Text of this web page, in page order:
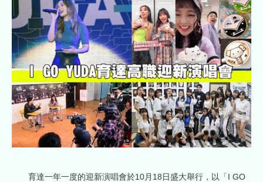
育達一年一度的迎新演唱會於10月18日盛大舉行，以「I GO